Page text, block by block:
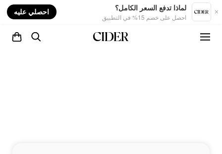
لماذا تدفع السعر الكامل؟
احصل على خصم 15% في التطبيق
احصلي عليه